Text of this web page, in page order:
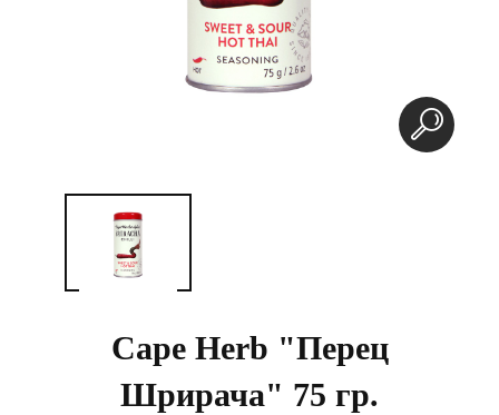
Cape Herb "Перец
Шрирача" 75 гр.